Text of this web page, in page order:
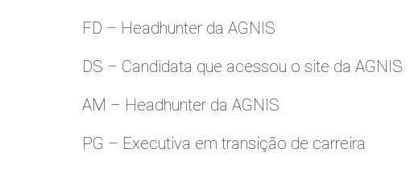
FD – Headhunter da AGNIS
DS – Candidata que acessou o site da AGNIS
AM – Headhunter da AGNIS
PG – Executiva em transição de carreira